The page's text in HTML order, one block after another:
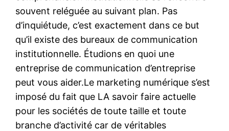
souvent reléguée au suivant plan. Pas
d’inquiétude, c’est exactement dans ce but
qu’il existe des bureaux de communication
institutionnelle. Étudions en quoi une
entreprise de communication d’entreprise
peut vous aider.Le marketing numérique s’est
imposé du fait que LA savoir faire actuelle
pour les sociétés de toute taille et toute
branche d’activité car de véritables